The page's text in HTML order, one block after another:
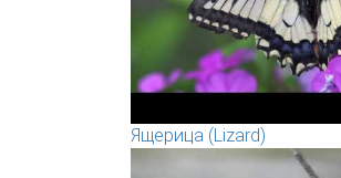
Ящерица (Lizard)